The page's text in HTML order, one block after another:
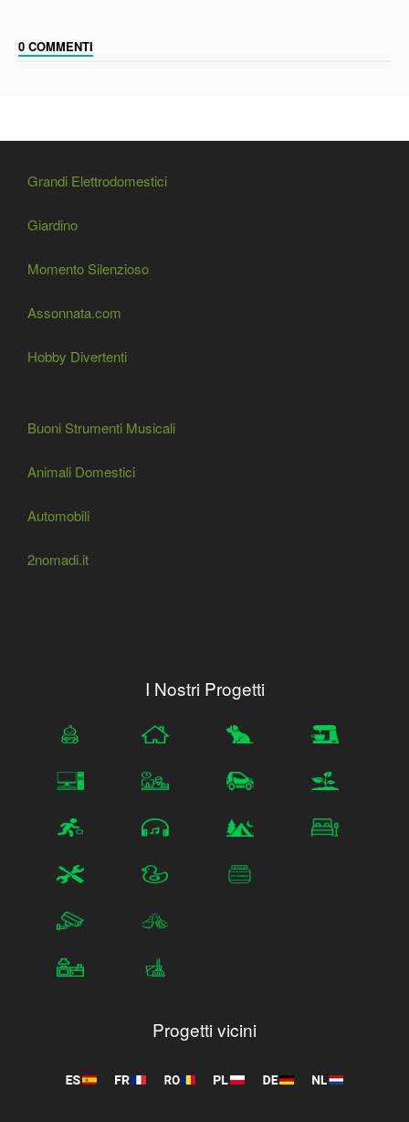
0 COMMENTI
Grandi Elettrodomestici
Giardino
Momento Silenzioso
Assonnata.com
Hobby Divertenti
Buoni Strumenti Musicali
Animali Domestici
Automobili
2nomadi.it
I Nostri Progetti
Progetti vicini